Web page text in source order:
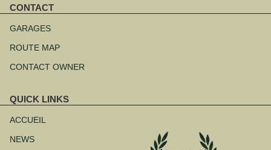
CONTACT
au
GARAGES
ROUTE MAP
CONTACT OWNER
QUICK LINKS
au
ACCUEIL
NEWS